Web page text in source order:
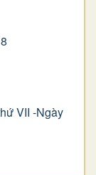
VII -Ngày